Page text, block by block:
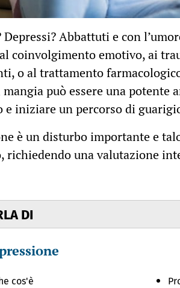
Abbattuti e con
coinvolgimento emotivo, ai
o al trattamento
può essere una
e iniziare un percorso di
è un disturbo importante e
richiedendo una valutazione
DI
cos'è